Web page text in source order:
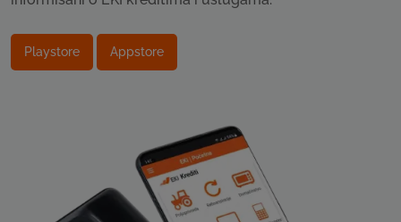
Playstore Appstore